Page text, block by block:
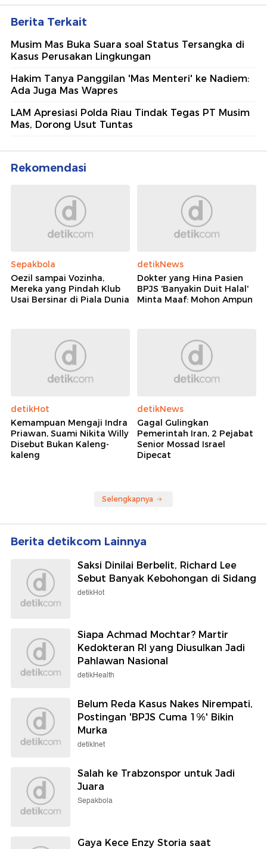
Berita Terkait
Musim Mas Buka Suara soal Status Tersangka di
Kasus Perusakan Lingkungan
Hakim Tanya Panggilan 'Mas Menteri' ke Nadiem:
Ada Juga Mas Wapres
LAM Apresiasi Polda Riau Tindak Tegas PT Musim
Mas, Dorong Usut Tuntas
Rekomendasi
Sepakbola
Oezil sampai Vozinha,
Mereka yang Pindah Klub
Usai Bersinar di Piala Dunia
detikNews
Dokter yang Hina Pasien
BPJS 'Banyakin Duit Halal'
Minta Maaf: Mohon Ampun
detikHot
Kemampuan Mengaji Indra
Priawan, Suami Nikita Willy
Disebut Bukan Kaleng-
kaleng
detikNews
Gagal Gulingkan
Pemerintah Iran, 2 Pejabat
Senior Mossad Israel
Dipecat
Selengkapnya
Berita detikcom Lainnya
Saksi Dinilai Berbelit, Richard Lee
Sebut Banyak Kebohongan di Sidang
detikHot
Siapa Achmad Mochtar? Martir
Kedokteran RI yang Diusulkan Jadi
Pahlawan Nasional
detikHealth
Belum Reda Kasus Nakes Nirempati,
Postingan 'BPJS Cuma 1%' Bikin
Murka
detikInet
Salah ke Trabzonspor untuk Jadi
Juara
Sepakbola
Gaya Kece Enzy Storia saat